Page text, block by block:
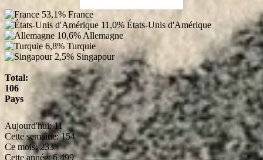
53,1% France
11,0% États-Unis d'Amérique
10,6% Allemagne
6,8% Turquie
2,5% Singapour
Total:
106
Pays
Aujourd'hui: 11
Cette semaine: 154
Ce mois: 233
Cette année: 6.499